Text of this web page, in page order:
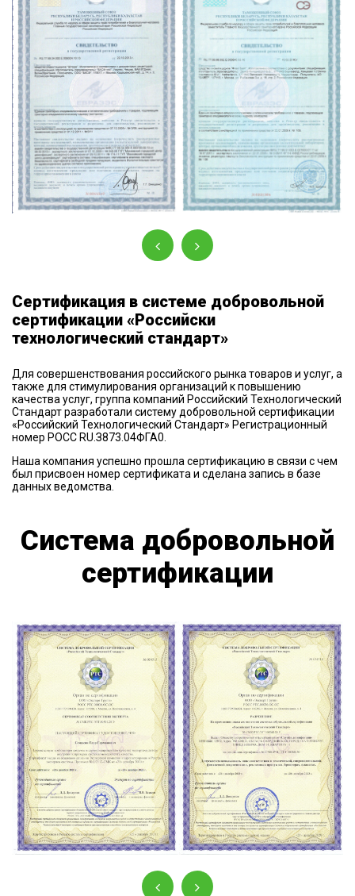
Сертификация в системе добровольной
сертификации «Российски
технологический стандарт»
Для совершенствования российского рынка товаров и услуг, а
также для стимулирования организаций к повышению
качества услуг, группа компаний Российский Технологический
Стандарт разработали систему добровольной сертификации
«Российский Технологический Стандарт» Регистрационный
номер РОСС RU.З873.04ФГА0.
Наша компания успешно прошла сертификацию в связи с чем
был присвоен номер сертификата и сделана запись в базе
данных ведомства.
Система добровольной
сертификации